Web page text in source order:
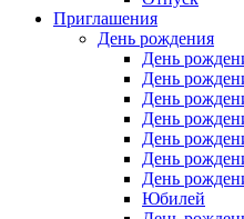
Приглашения
День рождения
День
День
День
День
День
День
День
Юбилей